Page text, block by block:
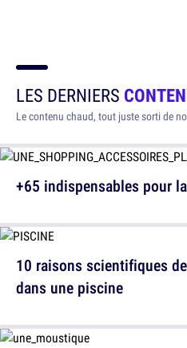
LES DERNIERS
Le contenu chaud, tout juste sorti de
+65 indispensables pour
10 raisons scientifiques
dans une piscine